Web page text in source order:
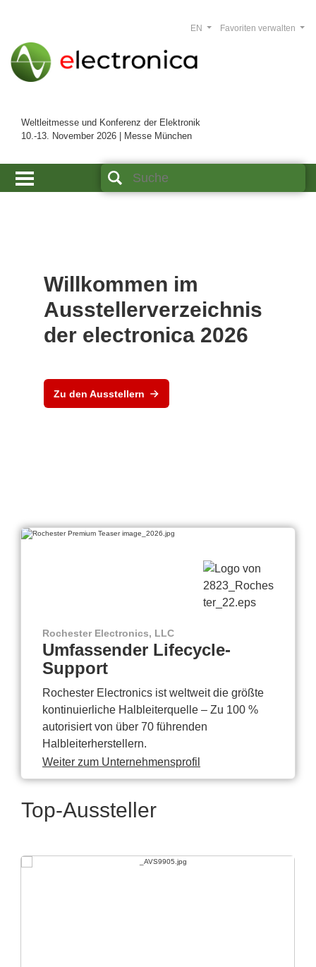
Weltleitmesse und Konferenz der Elektronik
10.-13. November 2026 | Messe München
Favoriten verwalten
EN
Willkommen im
Ausstellerverzeichnis
der electronica 2026
Zu den Ausstellern
Rochester Electronics, LLC
Umfassender Lifecycle-
Support
Rochester Electronics ist weltweit die größte
kontinuierliche Halbleiterquelle – Zu 100 %
autorisiert von über 70 führenden
Halbleiterherstellern.
Weiter zum Unternehmensprofil
Top-Aussteller